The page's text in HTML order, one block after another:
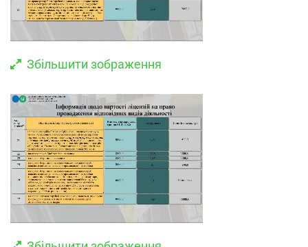
Збільшити зображення